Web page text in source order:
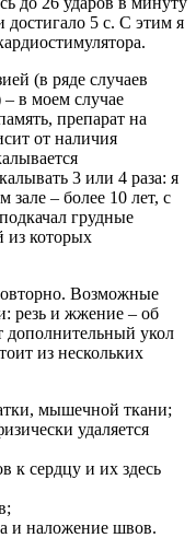
5 с. С этим я
(в ряде случаев
в моем случае
препарат на
от наличия
3 или 4 раза: я
зале – более 10 лет, с
грудные
которых
Возможные
резь и жжение – об
дополнительный укол
из нескольких
мышечной ткани;
удаляется
к сердцу и их здесь
и наложение швов.